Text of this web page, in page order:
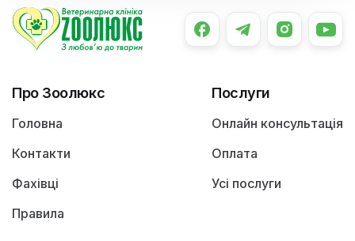
Про Зоолюкс
Головна
Контакти
Фахівці
Правила
Послуги
Онлайн консультація
Оплата
Усі послуги